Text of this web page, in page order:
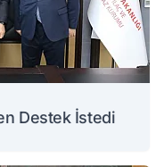
Destek İstedi